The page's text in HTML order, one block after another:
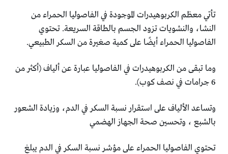
تأتي معظم الكربوهيدرات الموجودة في الفاصوليا الحمراء من
‏النشا، والنشويات تزود الجسم بالطاقة السريعة. تحتوي
الفاصوليا ‏الحمراء أيضًا على كمية صغيرة من السكر الطبيعي‎.‎
وما تبقى من الكربوهيدرات في الفاصوليا عبارة عن ألياف (أكثر من
وتساعد الألياف على استقرار نسبة السكر في الدم، وزيادة الشعور
‏بالشبع ، وتحسين صحة الجهاز الهضمي
تحتوي الفاصوليا الحمراء على مؤشر نسبة السكر في الدم‎ ‎يبلغ